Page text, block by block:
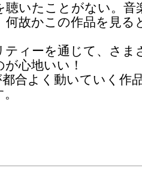
聴いたことがない。音
何故かこの作品を見る
ティーを通じて、さま
心地いい！
合よく動いていく作